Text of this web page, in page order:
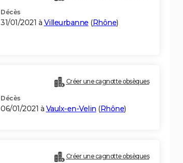
Décès
31/01/2021 à Villeurbanne (Rhône)
Créer une cagnotte obsèques
Décès
06/01/2021 à Vaulx-en-Velin (Rhône)
Créer une cagnotte obsèques